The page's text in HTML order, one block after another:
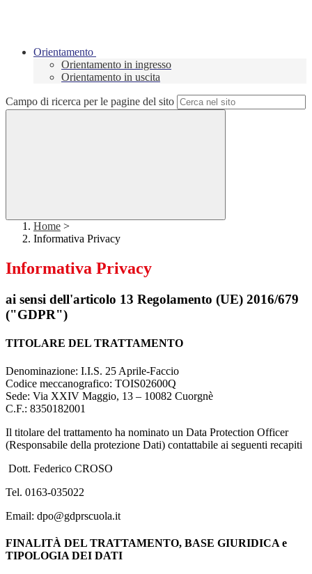
Orientamento
Orientamento in ingresso
Orientamento in uscita
Campo di ricerca per le pagine del sito
Home >
Informativa Privacy
Informativa Privacy
ai sensi dell'articolo 13 Regolamento (UE) 2016/679
("GDPR")
TITOLARE DEL TRATTAMENTO
Denominazione: I.I.S. 25 Aprile-Faccio
Codice meccanografico: TOIS02600Q
Sede: Via XXIV Maggio, 13 – 10082 Cuorgnè
C.F.: 8350182001
Il titolare del trattamento ha nominato un Data Protection Officer
(Responsabile della protezione Dati) contattabile ai seguenti recapiti
Dott. Federico CROSO
Tel. 0163-035022
Email: dpo@gdprscuola.it
FINALITÀ DEL TRATTAMENTO, BASE GIURIDICA e
TIPOLOGIA DEI DATI